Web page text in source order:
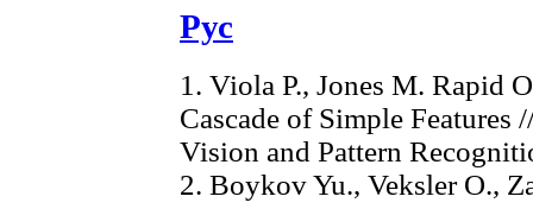
Рус
1. Viola P., Jones M. Rapid
Cascade of Simple Features
Vision and Pattern
2. Boykov Yu., Veksler O.,